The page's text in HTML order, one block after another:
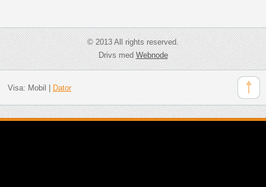
© 2013 All rights reserved.
Drivs medWebnode
Visa: Mobil Dator